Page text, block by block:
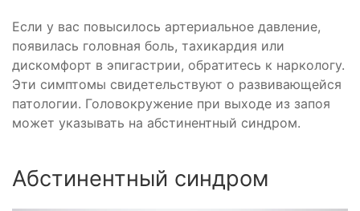
Если у вас повысилось артериальное давление,
появилась головная боль, тахикардия или
дискомфорт в эпигастрии, обратитесь к наркологу.
Эти симптомы свидетельствуют о развивающейся
патологии. Головокружение при выходе из запоя
может указывать на абстинентный синдром.
Абстинентный синдром